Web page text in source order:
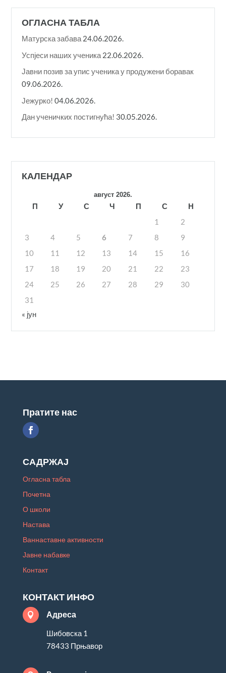
ОГЛАСНА ТАБЛА
Матурска забава 24.06.2026.
Успјеси наших ученика 22.06.2026.
Јавни позив за упис ученика у продужени боравак
09.06.2026.
Јежурко! 04.06.2026.
Дан ученичких постигнућа! 30.05.2026.
КАЛЕНДАР
август 2026.
П У С Ч П С
Н
1
2
3
4 5 6 7 8
9
10
11 12 13 14 15
16
17
18 19 20 21 22
23
24
25 26 27 28 29
30
31
« јун
Пратите нас
САДРЖАЈ
Огласна табла
Почетна
О школи
Настава
Ваннаставне активности
Јавне набавке
Контакт
КОНТАКТ ИНФО
 Адреса
Шибовска 1
78433 Прњавор